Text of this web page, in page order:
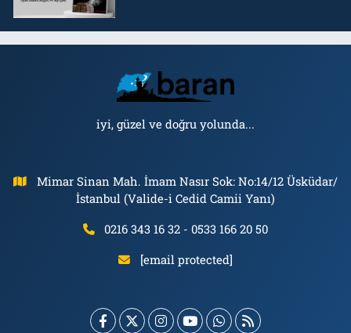
iyi, güzel ve doğru yolunda...
Mimar Sinan Mah. İmam Nasır Sok: No:14/12 Üsküdar/
İstanbul (Valide-i Cedid Camii Yanı)
0216 343 16 32 - 0533 166 20 50
[email protected]